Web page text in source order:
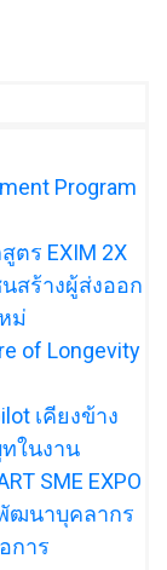
Program
ตร EXIM 2X
สร้างผู้ส่งออก
ม่
of Longevity
เคียงข้าง
ในงาน
SME EXPO
ฒนาบุคลากร
การ